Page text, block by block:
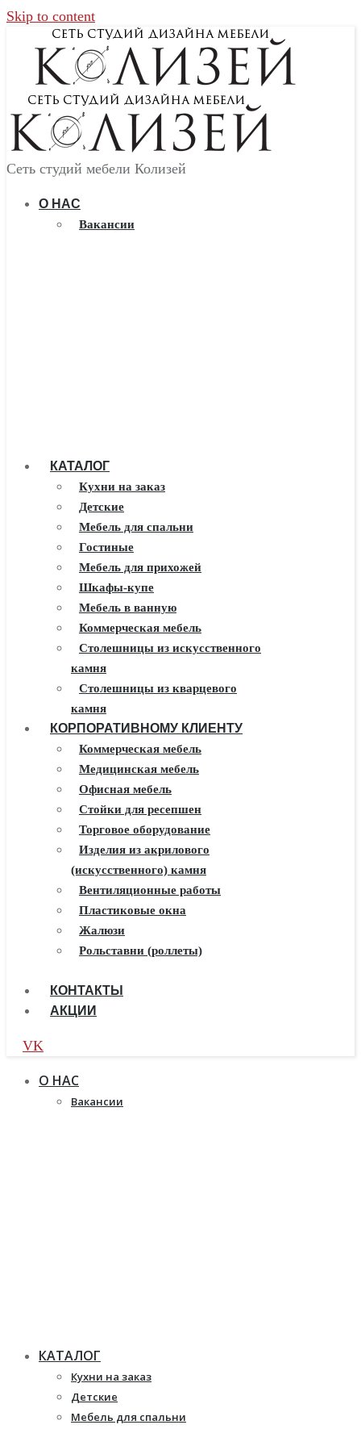
Skip to content
Сеть студий мебели Колизей
О НАС
Вакансии
КАТАЛОГ
Кухни на заказ
Детские
Мебель для спальни
Гостиные
Мебель для прихожей
Шкафы-купе
Мебель в ванную
Коммерческая мебель
Столешницы из искусственного
камня
Столешницы из кварцевого
камня
Мебель из массива
Каминные порталы
Камины Dimplex
Искусственный камень White
Hills
Балконы ПВХ
Пластиковые окна
Жалюзи
Рулонные шторы
КОРПОРАТИВНОМУ КЛИЕНТУ
Коммерческая мебель
Медицинская мебель
Офисная мебель
Стойки для ресепшен
Торговое оборудование
Изделия из акрилового
(искусственного) камня
Вентиляционные работы
Пластиковые окна
Жалюзи
Рольставни (роллеты)
КОНТАКТЫ
АКЦИИ
VK
О НАС
Вакансии
КАТАЛОГ
Кухни на заказ
Детские
Мебель для спальни